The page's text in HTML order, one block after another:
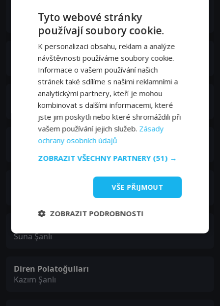
Halis Korhan
Şerif Sezer
Hattuç Şanlı
Gülçin Santırcıoğlu
İfakat Korhan
Emre Altuğ
Suna Şanlı
Diren Polatoğulları
Kazım Şanlı
Tyto webové stránky
používají soubory cookie.
K personalizaci obsahu, reklam a analýze
návštěvnosti používáme soubory cookie.
Informace o vašem používání našich
stránek také sdílíme s našimi reklamními a
analytickými partnery, kteří je mohou
kombinovat s dalšími informacemi, které
jste jim poskytli nebo které shromáždili při
vašem používání jejich služeb. Zásady
ochrany osobních údajů
ZOBRAZIT VŠECHNY PARTNERY (51) →
VŠE PŘIJMOUT
ZOBRAZIT PODROBNOSTI